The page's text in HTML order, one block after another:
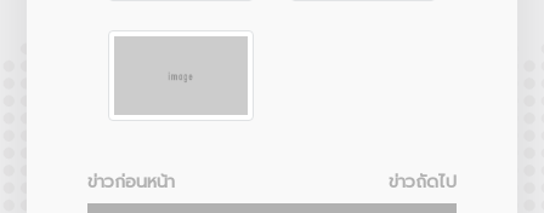
ข่าวก่อนหน้า
ข่าวถัดไป